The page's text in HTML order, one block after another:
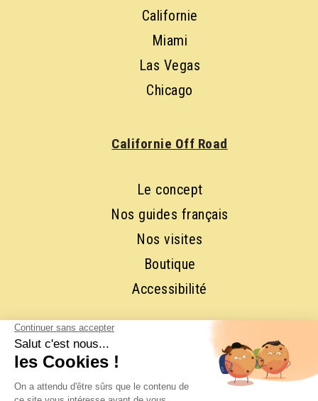
Californie
Miami
Las Vegas
Chicago
Californie Off Road
Le concept
Nos guides français
Nos visites
Boutique
Accessibilité
RESTONS EN CONTACT ET
ABONNEZ-VOUS À NOTRE